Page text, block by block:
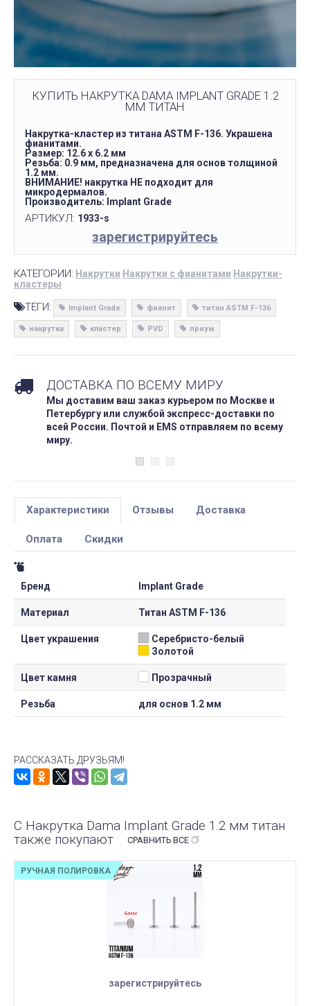
КУПИТЬ НАКРУТКА DAMA IMPLANT GRADE 1.2
ММ ТИТАН
Накрутка-кластер из титана ASTM F-136. Украшена
фианитами.
Размер: 12.6 х 6.2 мм
Резьба: 0.9 мм, предназначена для основ​ толщиной
1.2 мм.
ВНИМАНИЕ! накрутка НЕ подходит для
микродермалов.
Производитель: Implant Grade
АРТИКУЛ: 1933-s
зарегистрируйтесь
КАТЕГОРИИ: Накрутки Накрутки с фианитами Накрутки-
кластеры
ТЕГИ: Implant Grade фианит титан ASTM F-136
накрутка кластер PVD приум
ДОСТАВКА ПО ВСЕМУ МИРУ
Мы доставим ваш заказ курьером по Москве и
Петербургу или службой экспресс-доставки по
всей России. Почтой и EMS отправляем по всему
миру.
Характеристики Отзывы Доставка
Оплата Скидки
Бренд Implant Grade
Материал Титан ASTM F-136
Цвет украшения
Серебристо-белый
Золотой
Цвет камня Прозрачный
Резьба для основ 1.2 мм
РАССКАЗАТЬ ДРУЗЬЯМ!
С Накрутка Dama Implant Grade 1.2 мм титан
также покупают
СРАВНИТЬ ВСЕ
зарегистрируйтесь
РУЧНАЯ ПОЛИРОВКА